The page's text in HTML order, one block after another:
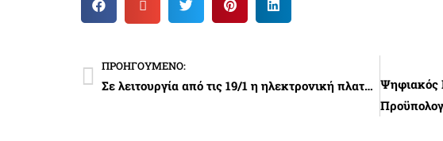
ΠΡΟΗΓΟΎΜΕΝΟ:
Σε λειτουργία από τις 19/1 η ηλεκτρονική πλατφόρμα για επιχειρήσεις που ενδιαφέρονται να χρηματοδοτηθούν από τα νέα προγράμματα του ΕΣΠΑ 2021